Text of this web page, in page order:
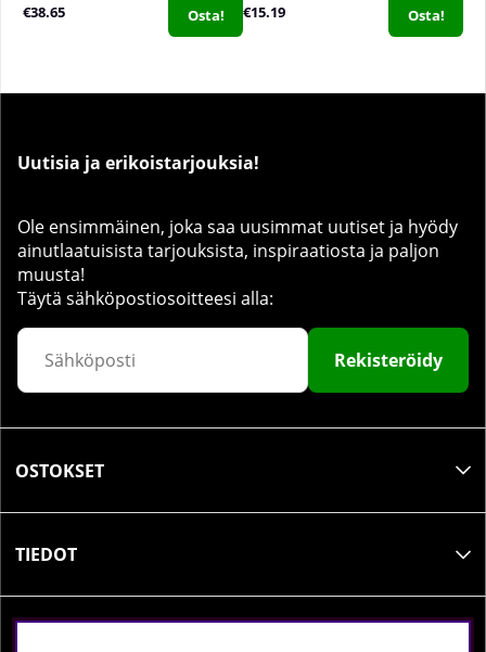
€38.65 Osta! €15.19 Osta!
Uutisia ja erikoistarjouksia!
Ole ensimmäinen, joka saa uusimmat uutiset ja hyödy
ainutlaatuisista tarjouksista, inspiraatiosta ja paljon
muusta!
Täytä sähköpostiosoitteesi alla:
Rekisteröidy
OSTOKSET
TIEDOT